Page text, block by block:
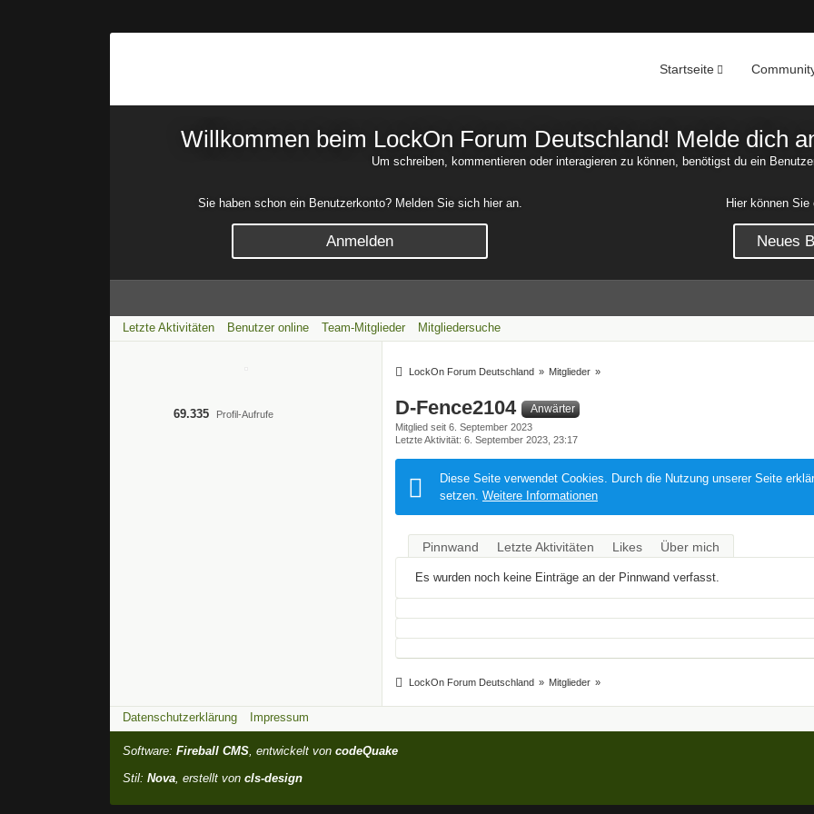
Startseite
Willkommen beim LockOn Forum Deutschland! Melde dich
Um schreiben, kommentieren oder interagieren zu können, benötigst du ein
Sie haben schon ein Benutzerkonto? Melden Sie sich hier an.
Anmelden
Hier können
Neues
Letzte Aktivitäten Benutzer online Team-Mitglieder Mitgliedersuche
Profil-Aufrufe
69.335
LockOn Forum Deutschland » Mitglieder »
D-Fence2104 Anwärter
Mitglied seit 6. September 2023
Letzte Aktivität 6. September 2023, 23:17
Diese Seite verwendet Cookies. Durch die Nutzung unserer Seite
setzen. Weitere Informationen
Pinnwand Letzte Aktivitäten Likes Über mich
Es wurden noch keine Einträge an der Pinnwand verfasst.
LockOn Forum Deutschland » Mitglieder »
Datenschutzerklärung Impressum
Software: Fireball CMS, entwickelt von codeQuake
Stil: Nova, erstellt von cls-design